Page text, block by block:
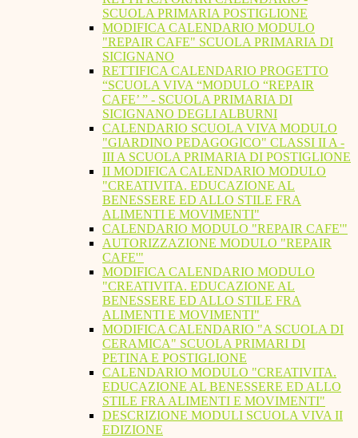
SCUOLA PRIMARIA POSTIGLIONE
MODIFICA CALENDARIO MODULO
"REPAIR CAFE" SCUOLA PRIMARIA DI
SICIGNANO
RETTIFICA CALENDARIO PROGETTO
“SCUOLA VIVA “MODULO “REPAIR
CAFE’ ” - SCUOLA PRIMARIA DI
SICIGNANO DEGLI ALBURNI
CALENDARIO SCUOLA VIVA MODULO
"GIARDINO PEDAGOGICO" CLASSI II A -
III A SCUOLA PRIMARIA DI POSTIGLIONE
II MODIFICA CALENDARIO MODULO
"CREATIVITA. EDUCAZIONE AL
BENESSERE ED ALLO STILE FRA
ALIMENTI E MOVIMENTI"
CALENDARIO MODULO "REPAIR CAFE'"
AUTORIZZAZIONE MODULO "REPAIR
CAFE'"
MODIFICA CALENDARIO MODULO
"CREATIVITA. EDUCAZIONE AL
BENESSERE ED ALLO STILE FRA
ALIMENTI E MOVIMENTI"
MODIFICA CALENDARIO "A SCUOLA DI
CERAMICA" SCUOLA PRIMARI DI
PETINA E POSTIGLIONE
CALENDARIO MODULO "CREATIVITA.
EDUCAZIONE AL BENESSERE ED ALLO
STILE FRA ALIMENTI E MOVIMENTI"
DESCRIZIONE MODULI SCUOLA VIVA II
EDIZIONE